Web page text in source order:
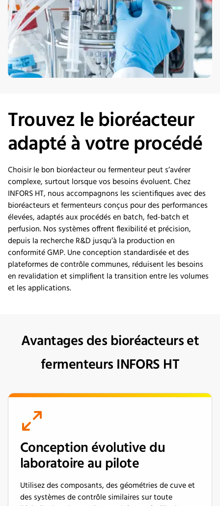
Trouvez le bioréacteur
adapté à votre procédé
Choisir le bon bioréacteur ou fermenteur peut s’avérer
complexe, surtout lorsque vos besoins évoluent. Chez
INFORS HT, nous accompagnons les scientifiques avec des
bioréacteurs et fermenteurs conçus pour des performances
élevées, adaptés aux procédés en batch, fed-batch et
perfusion. Nos systèmes offrent flexibilité et précision,
depuis la recherche R&D jusqu’à la production en
conformité GMP. Une conception standardisée et des
plateformes de contrôle communes, réduisent les besoins
en revalidation et simplifient la transition entre les volumes
et les applications.
Avantages des bioréacteurs et
fermenteurs INFORS HT
Conception évolutive du
laboratoire au pilote
Utilisez des composants, des géométries de cuve et
des systèmes de contrôle similaires sur toute